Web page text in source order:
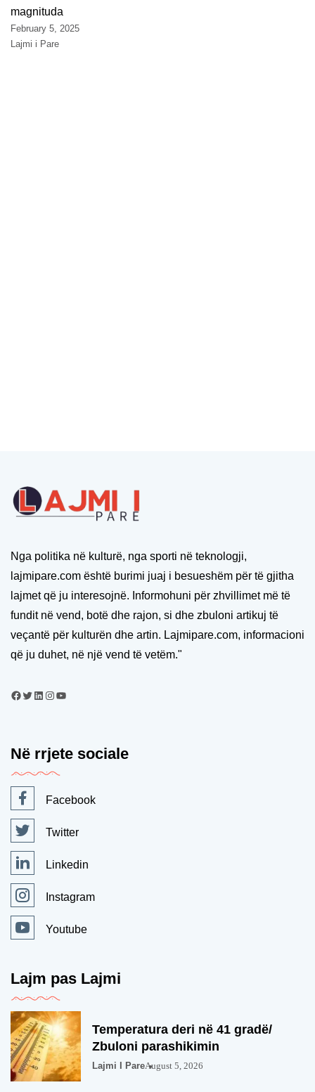
magnituda
February 5, 2025
Lajmi i Pare
Nga politika në kulturë, nga sporti në teknologji,
lajmipare.com është burimi juaj i besueshëm për të gjitha
lajmet që ju interesojnë. Informohuni për zhvillimet më të
fundit në vend, botë dhe rajon, si dhe zbuloni artikuj të
veçantë për kulturën dhe artin. Lajmipare.com, informacioni
që ju duhet, në një vend të vetëm."
Në rrjete sociale
Facebook
Twitter
Linkedin
Instagram
Youtube
Lajm pas Lajmi
Temperatura deri në 41 gradë/
Zbuloni parashikimin
Lajmi I PareAugust 5, 2026